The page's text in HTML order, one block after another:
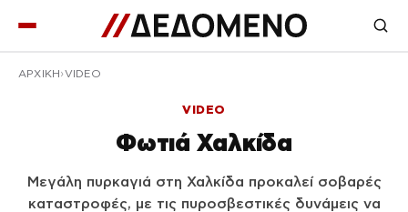
ΑΡΧΙΚΉ VIDEO
VIDEO
Φωτιά Χαλκίδα
Μεγάλη πυρκαγιά στη Χαλκίδα προκαλεί σοβαρές
καταστροφές, με τις πυροσβεστικές δυνάμεις να